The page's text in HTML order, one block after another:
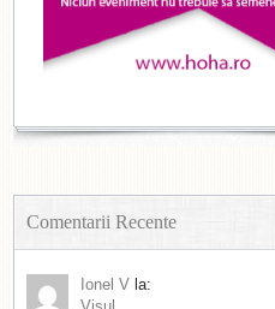
Comentarii Recente
Ionel V la: